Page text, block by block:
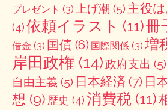
プレゼント (3) 上げ潮 (5) 主役
(4)依頼イラスト (11)冊
借金 (3) 国債 (6) 国際関係 (3) 増
岸田政権 (14)政府支出 (5)
自由主義 (5) 日本経済 (7) 日
想 (9) 歴史 (4)消費税 (11)